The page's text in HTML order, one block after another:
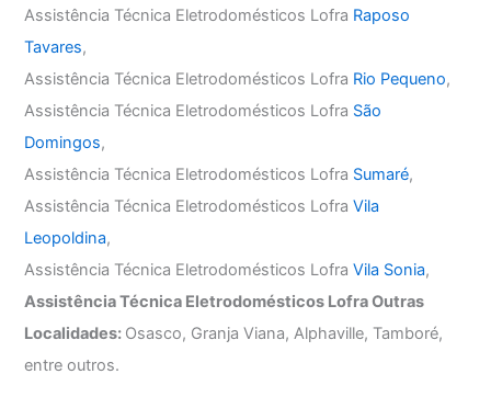
Assistência Técnica Eletrodomésticos Lofra Raposo
Tavares,
Assistência Técnica Eletrodomésticos Lofra Rio Pequeno,
Assistência Técnica Eletrodomésticos Lofra São
Domingos,
Assistência Técnica Eletrodomésticos Lofra Sumaré,
Assistência Técnica Eletrodomésticos LofraVila
Leopoldina,
Assistência Técnica Eletrodomésticos LofraVila Sonia,
Assistência Técnica Eletrodomésticos Lofra Outras
Localidades: Osasco, Granja Viana, Alphaville, Tamboré,
entre outros.